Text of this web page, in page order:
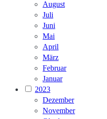
August
Juli
Juni
Mai
April
März
Februar
Januar
2023
Dezember
November